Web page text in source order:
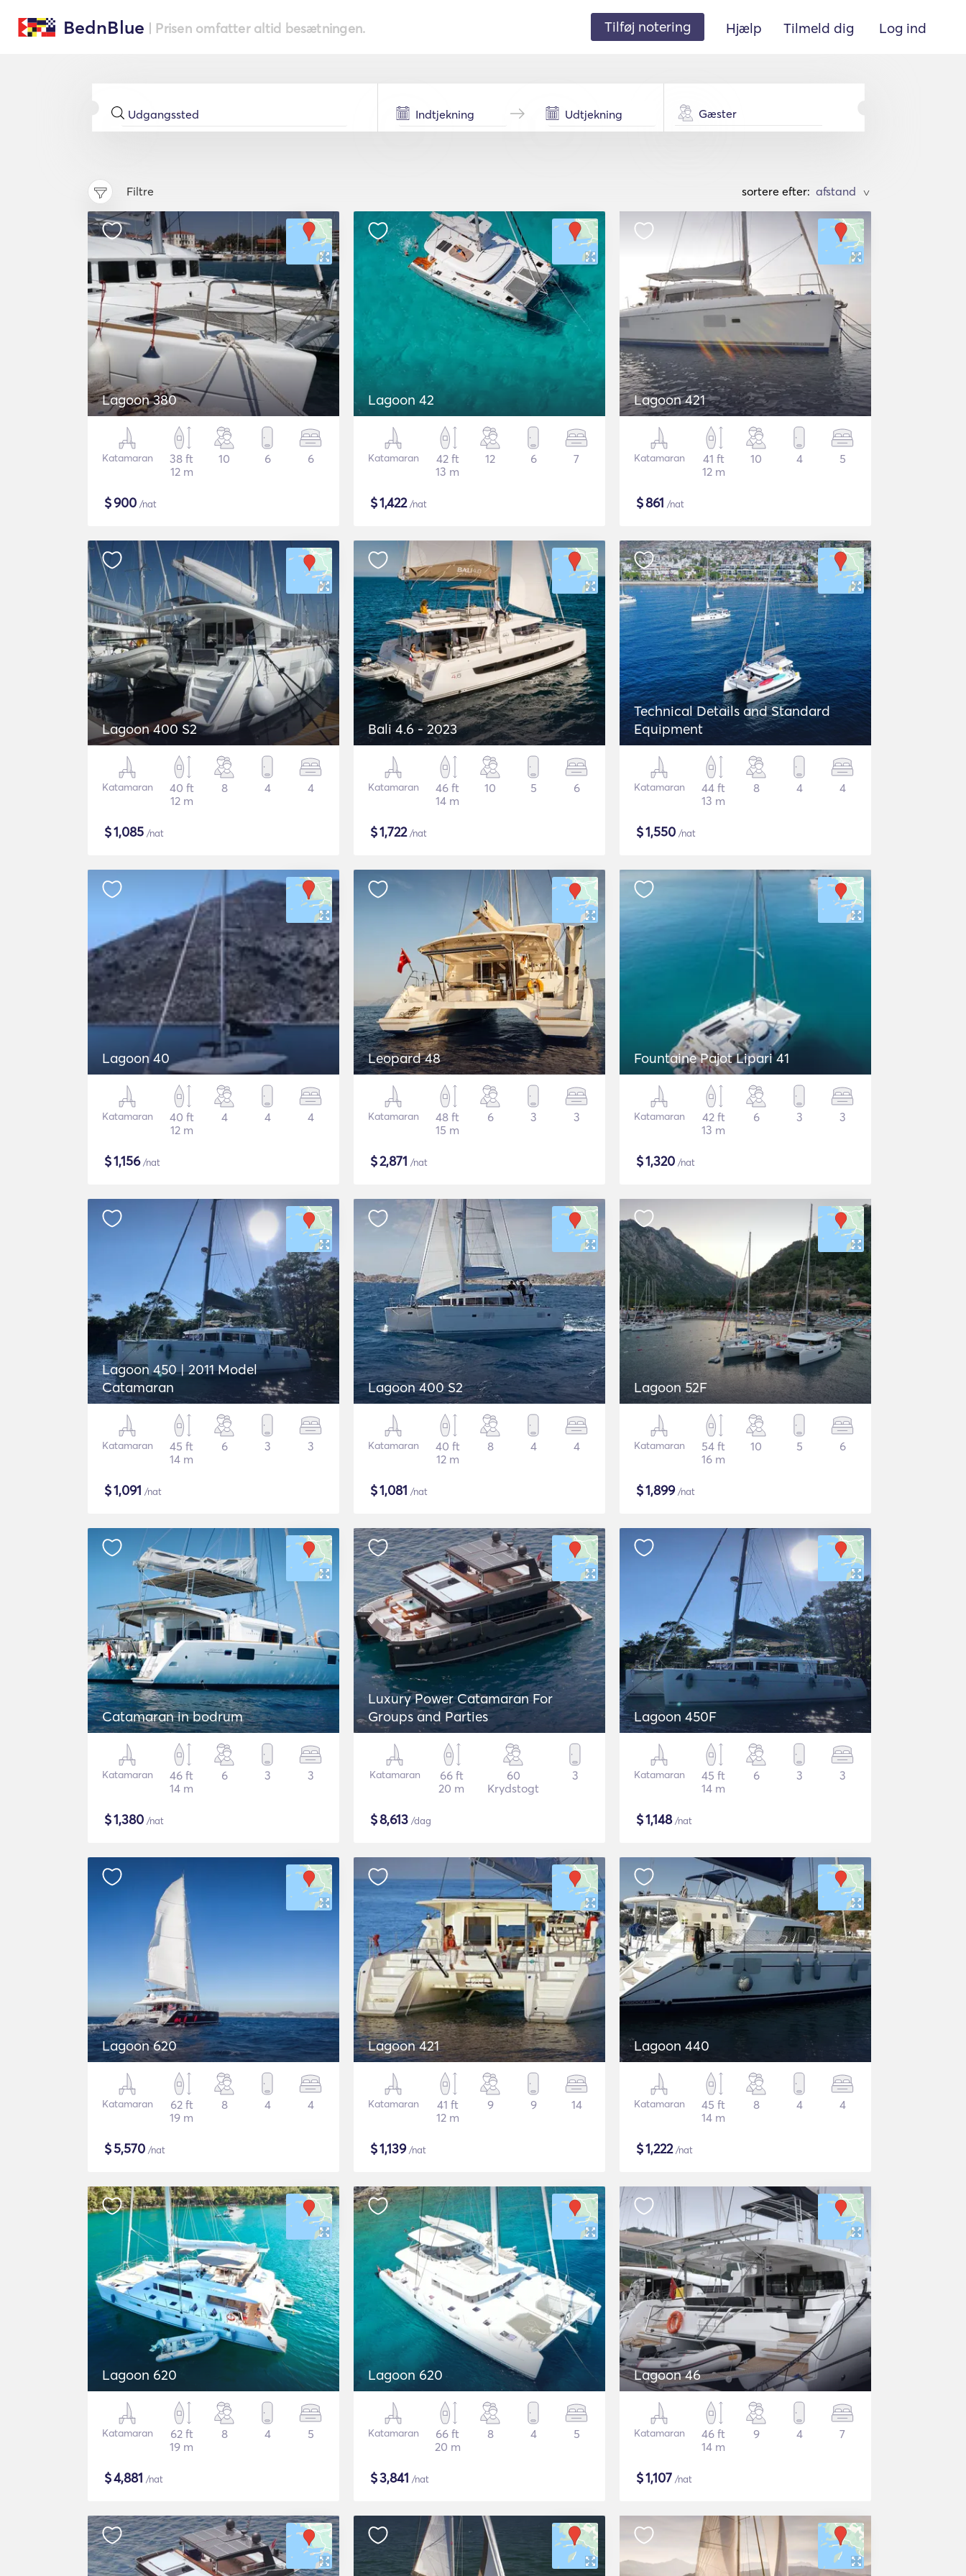
BednBlue | Prisen omfatter altid besætningen. Tilføj notering Hjælp Tilmeld dig Log ind
Gæster
Filtre sortere efter: >
Lagoon 380
Katamaran
38 ft
12 m
10 6 6
$900 /nat
Lagoon 42
Katamaran
42 ft
13 m
12 6 7
$1,422/nat
Lagoon 421
Katamaran
41 ft
12 m
10 4 5
$861 /nat
Lagoon 400 S2
Katamaran
40 ft
12 m
8 4 4
$1,085 /nat
Bali 4.6 - 2023
Katamaran
46 ft
14 m
10 5 6
$1,722/nat
Technical Details and Standard
Equipment
Katamaran
44 ft
13 m
8 4 4
$1,550 /nat
Lagoon 40
Katamaran
40 ft
12 m
4 4 4
$1,156/nat
Leopard 48
Katamaran
48 ft
15 m
6 3 3
$2,871 /nat
Fountaine Pajot Lipari 41
Katamaran
42 ft
13 m
6 3 3
$1,320 /nat
Lagoon 450 | 2011 Model
Catamaran
Katamaran
45 ft
14 m
6 3 3
$1,091 /nat
Lagoon 400 S2
Katamaran
40 ft
12 m
8 4 4
$1,081 /nat
Lagoon 52F
Katamaran
54 ft
16 m
10 5 6
$1,899/nat
Catamaran in bodrum
Katamaran
46 ft
14 m
6 3 3
$1,380 /nat
Luxury Power Catamaran For
Groups and Parties
Katamaran
66 ft
20 m
60
Krydstogt
3
$8,613 /dag
Lagoon 450F
Katamaran
45 ft
14 m
6 3 3
$1,148/nat
Lagoon 620
Katamaran
62 ft
19 m
8 4 4
$5,570 /nat
Lagoon 421
Katamaran
41 ft
12 m
9 9 14
$1,139/nat
Lagoon 440
Katamaran
45 ft
14 m
8 4 4
$1,222/nat
Lagoon 620
Katamaran
62 ft
19 m
8 4 5
$4,881 /nat
Lagoon 620
Katamaran
66 ft
20 m
8 4 5
$3,841 /nat
Lagoon 46
Katamaran
46 ft
14 m
9 4 7
$1,107 /nat